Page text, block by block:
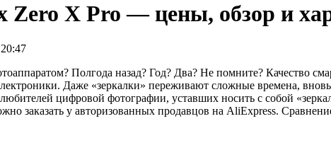
X Pro — цены, обзор и
Полгода назад? Год? Два? Не помните? Качество
Даже «зеркалки» переживают сложные времена,
цифровой фотографии, уставших носить с собой
заказать у авторизованных продавцов на AliExpress.